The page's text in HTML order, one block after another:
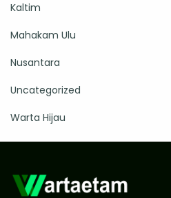
Kaltim
Mahakam Ulu
Nusantara
Uncategorized
Warta Hijau